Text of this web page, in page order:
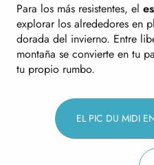
Para los más resistentes, el
explorar los alrededores en
dorada del invierno. Entre
montaña se convierte en tu
tu propio rumbo.
EL PIC DU MIDI